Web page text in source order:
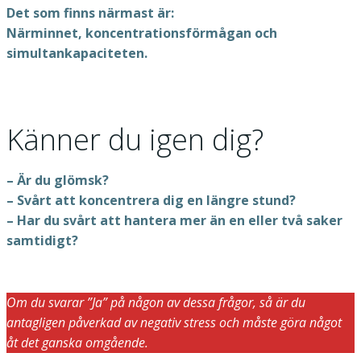
Det som finns närmast är:
Närminnet, koncentrationsförmågan och
simultankapaciteten.
Känner du igen dig?
– Är du glömsk?
– Svårt att koncentrera dig en längre stund?
– Har du svårt att hantera mer än en eller två saker
samtidigt?
Om du svarar ”Ja” på någon av dessa frågor, så är du
antagligen påverkad av negativ stress och måste göra något
åt det ganska omgående.